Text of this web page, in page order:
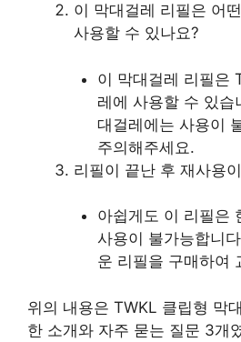
이 막대걸레 리필은 어
사용할 수 있나요?
이 막대걸레 리필은
레에 사용할 수 있
대걸레에는 사용이
주의해주세요.
리필이 끝난 후 재사용
아쉽게도 이 리필은
사용이 불가능합니
운 리필을 구매하여
위의 내용은 TWKL 클립형 막
한 소개와 자주 묻는 질문 3개